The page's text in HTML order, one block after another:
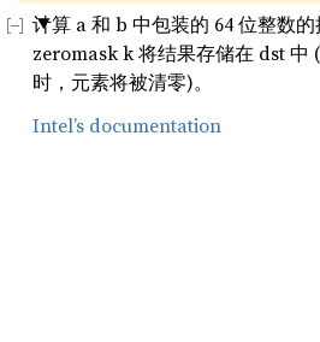
计算 a 和 b 中包装的 64 位整数
zeromask k 将结果存储在 dst 中
时，元素将被清零)。
Intel’s documentation